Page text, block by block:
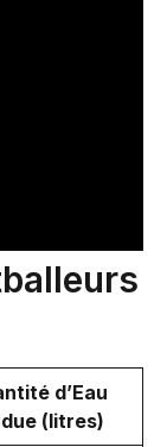
d’Eau
(litres)